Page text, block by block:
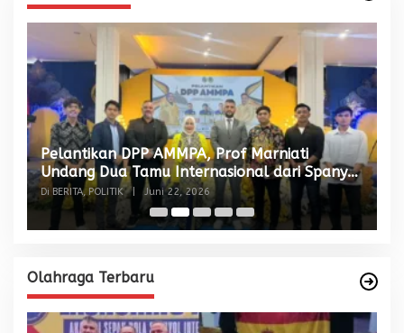
Pelantikan DPP AMMPA, Prof Marniati
Undang Dua Tamu Internasional dari Spanyol
dan Malaysia
Di BERITA, POLITIK Juni 22, 2026
Olahraga Terbaru